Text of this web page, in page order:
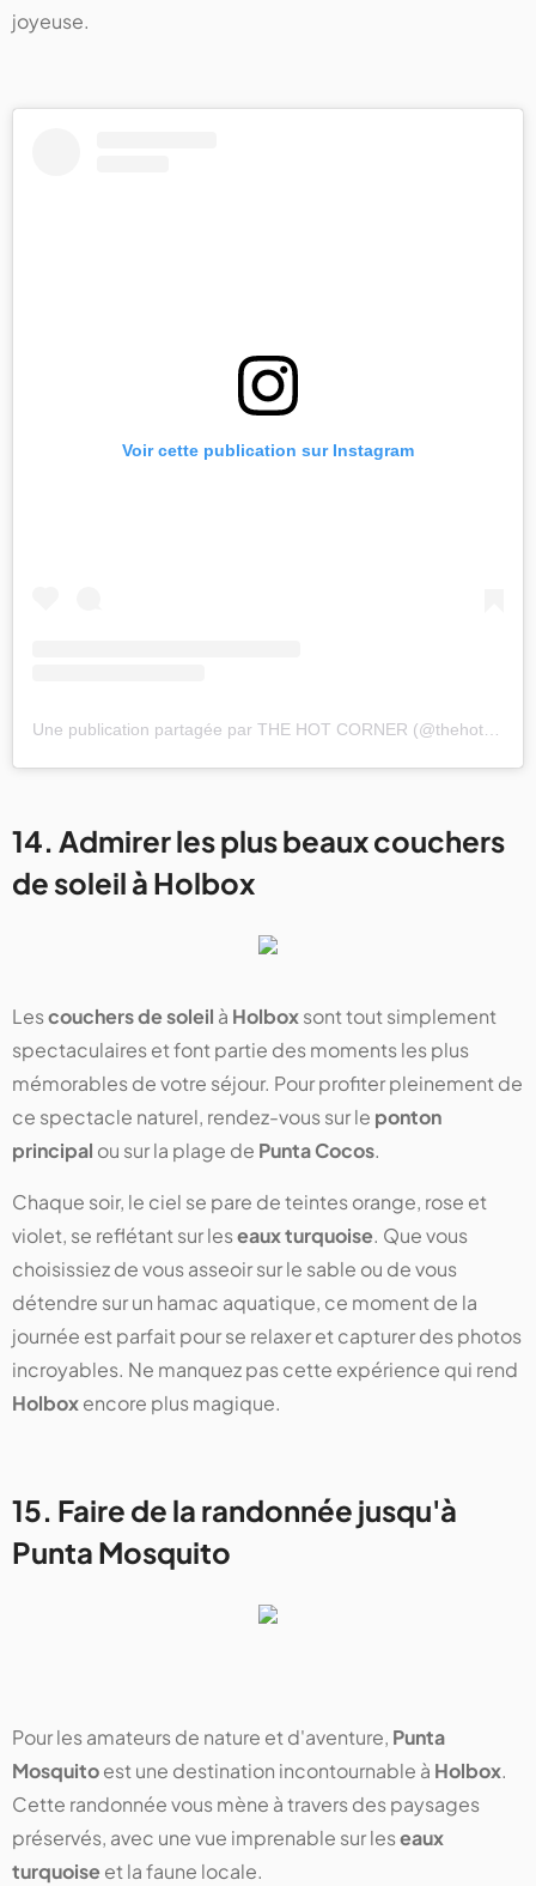
joyeuse.
Voir cette publication sur Instagram
14. Admirer les plus beaux couchers
de soleil à Holbox
Lescouchers de soleil à Holboxsont tout simplement
spectaculaires et font partie des moments les plus
mémorables de votre séjour. Pour profiter pleinement de
ce spectacle naturel, rendez-vous sur le ponton
principal ou sur la plage de Punta Cocos.
Chaque soir, le ciel se pare de teintes orange, rose et
violet, se reflétant sur leseaux turquoise. Que vous
choisissiez de vous asseoir sur le sable ou de vous
détendre sur un hamac aquatique, ce moment de la
journée est parfait pour se relaxer et capturer des photos
incroyables. Ne manquez pas cette expérience qui rend
Holboxencore plus magique.
15. Faire de la randonnée jusqu'à
Punta Mosquito
Pour les amateurs de nature et d'aventure, Punta
Mosquitoest une destination incontournable à Holbox.
Cette randonnée vous mène à travers des paysages
préservés, avec une vue imprenable sur leseaux
turquoiseet la faune locale.